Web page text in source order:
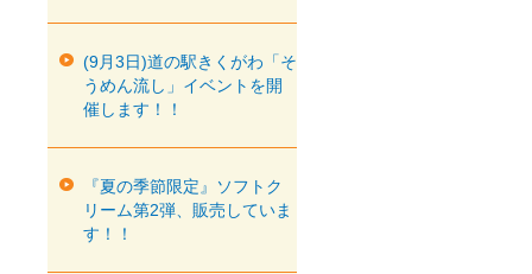
(9月3日)道の駅きくがわ「そ
うめん流し」イベントを開
催します！！
『夏の季節限定』ソフトク
リーム第2弾、販売していま
す！！